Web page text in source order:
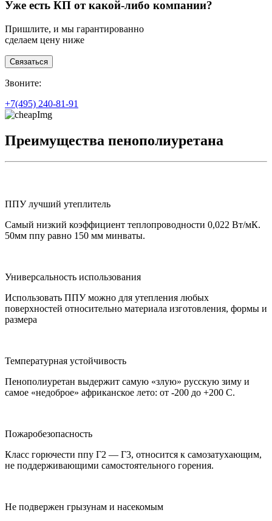
Уже есть КП от какой-либо компании?
Пришлите, и мы гарантированно
сделаем цену ниже
Связаться
Звоните:
+7(495) 240-81-91
Преимущества пенополиуретана
ППУ лучший утеплитель
Самый низкий коэффициент теплопроводности 0,022 Вт/мК.
50мм ппу равно 150 мм минваты.
Универсальность использования
Использовать ППУ можно для утепления любых
поверхностей относительно материала изготовления, формы и
размера
Температурная устойчивость
Пенополиуретан выдержит самую «злую» русскую зиму и
самое «недоброе» африканское лето: от -200 до +200 С.
Пожаробезопасность
Класс горючести ппу Г2 — Г3, относится к самозатухающим,
не поддерживающими самостоятельного горения.
Не подвержен грызунам и насекомым